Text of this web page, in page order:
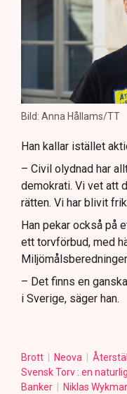
Bild: Anna Hållams/TT
Han kallar istället
– Civil olydnad har
demokrati. Vi vet att
rätten. Vi har blivit
Han pekar också på
ett torvförbud, med
– Det finns en
i Sverige, säger han.
Brott Neova
Svensk Torv : en
Banker
Niklas